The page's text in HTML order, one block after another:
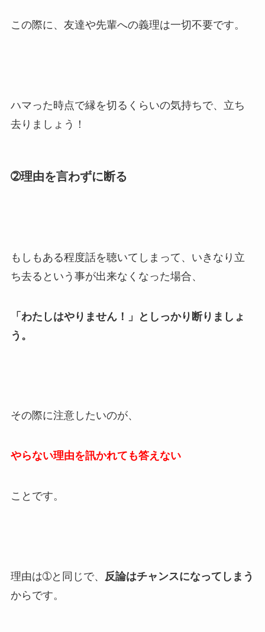
この際に、友達や先輩への義理は一切不要です。
ハマった時点で縁を切るくらいの気持ちで、立ち
去りましょう！
➁理由を言わずに断る
もしもある程度話を聴いてしまって、いきなり立
ち去るという事が出来なくなった場合、
「わたしはやりません！」としっかり断りましょ
う。
その際に注意したいのが、
やらない理由を訊かれても答えない
ことです。
理由は➀と同じで、
反論はチャンスになってしまう
からです。